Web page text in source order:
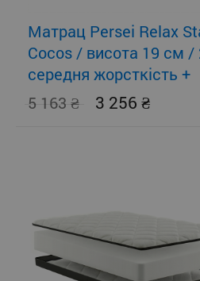
Матрац Persei Relax
Cocos / висота 19 см /
середня жорсткість +
помірно-жорсткий
5 163 3 256